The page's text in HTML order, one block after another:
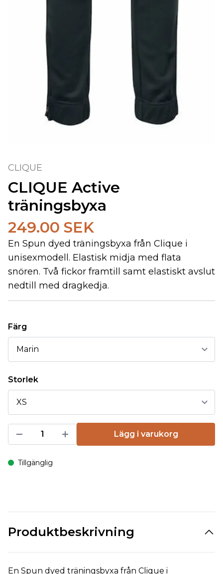
CLIQUE
CLIQUE Active
träningsbyxa
249.00 SEK
En Spun dyed träningsbyxa från Clique i
unisexmodell. Elastisk midja med flata
snören. Två fickor framtill samt elastiskt avslut
nedtill med dragkedja.
Färg
Storlek
Lägg i varukorg
Tillgänglig
Produktbeskrivning
En Spun dyed träningsbyxa från Clique i